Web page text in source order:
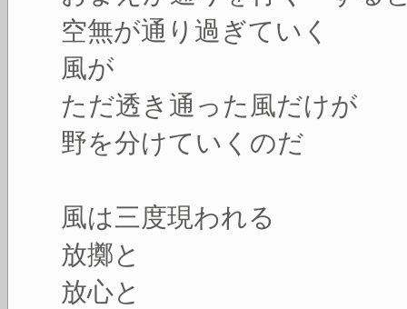
空無が通り過ぎていく
風が
ただ透き通った風だけが
野を分けていくのだ
風は三度現われる
放擲と
放心と